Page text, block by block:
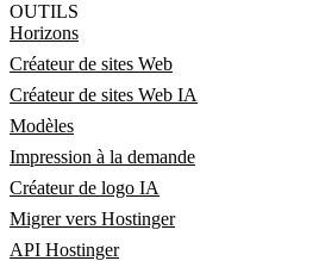
OUTILS
Horizons
Créateur de sites Web
Créateur de sites Web IA
Modèles
Impression à la demande
Créateur de logo IA
Migrer vers Hostinger
API Hostinger